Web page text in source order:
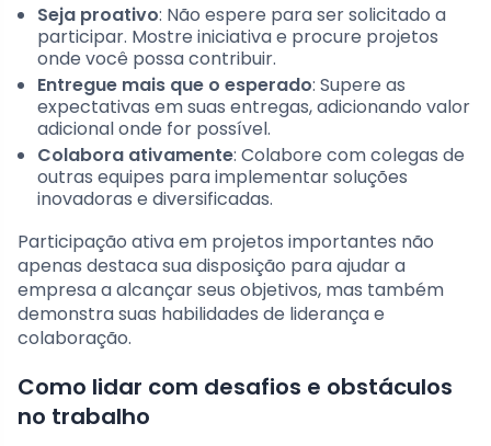
Seja proativo: Não espere para ser solicitado a
participar. Mostre iniciativa e procure projetos
onde você possa contribuir.
Entregue mais que o esperado: Supere as
expectativas em suas entregas, adicionando valor
adicional onde for possível.
Colabora ativamente: Colabore com colegas de
outras equipes para implementar soluções
inovadoras e diversificadas.
Participação ativa em projetos importantes não
apenas destaca sua disposição para ajudar a
empresa a alcançar seus objetivos, mas também
demonstra suas habilidades de liderança e
colaboração.
Como lidar com desafios e obstáculos
no trabalho